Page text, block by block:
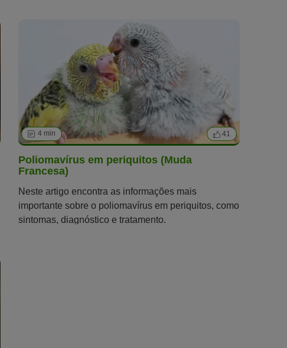
4 min 41
Poliomavírus em periquitos (Muda
Francesa)
Neste artigo encontra as informações mais
importante sobre o poliomavírus em periquitos, como
sintomas, diagnóstico e tratamento.